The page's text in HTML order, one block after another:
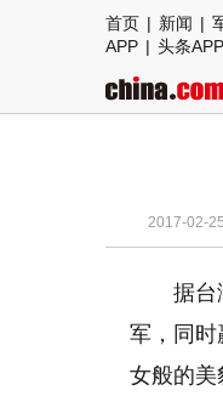
首页 | 新闻 |
APP | 头条APP
2017-02-
据台
军，同时
女般的美